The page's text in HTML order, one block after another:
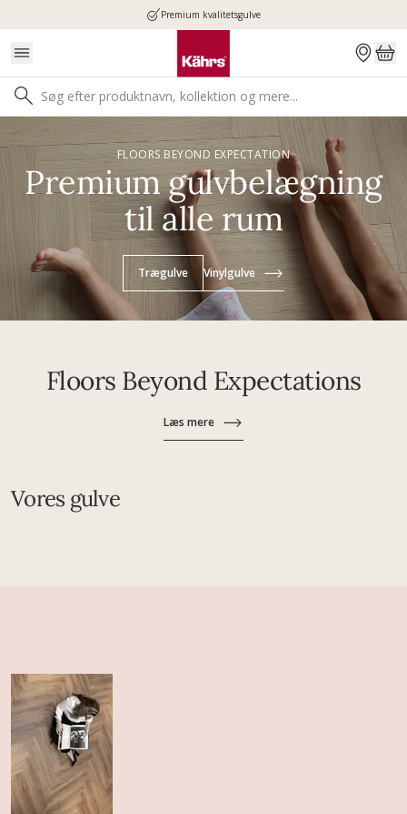
Premium kvalitetsgulve
FLOORS BEYOND EXPECTATION
Premium gulvbelægning
til alle rum
Trægulve Vinylgulve
Floors Beyond Expectations
Læs mere
Vores gulve